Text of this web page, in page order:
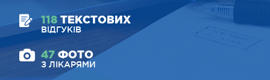
118 ТЕКСТОВИХ
ВІДГУКІВ
47 ФОТО
З ЛІКАРЯМИ